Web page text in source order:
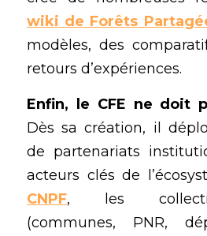
wiki de Forêts
modèles, des
retours d’expériences.
Enfin, le CFE ne doit
Dès sa création, il
de partenariats
CNPF, les